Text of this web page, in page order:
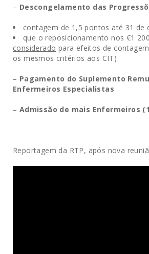
– Descongelamento das
contagem de 1,5 pontos até 31 de
que o reposicionamento nos €1 200
considerado para efeitos de
os mesmos critérios aos CIT)
– Pagamento do Suplemento
Enfermeiros Especialistas
– Admissão de mais Enfermeiros
Reportagem da RTP, após nova